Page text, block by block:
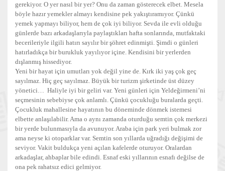
gerekiyor. O yer nasıl bir yer? Onu da zaman gösterecek elbet. Mesela
böyle hazır yemekler almayı kendisine pek yakıştıramıyor. Çünkü
yemek yapmayı biliyor, hem de çok iyi biliyor. Sevda ile evli olduğu
günlerde bazı arkadaşlarıyla paylaştıkları hafta sonlarında, mutfaktaki
becerileriyle ilgili hatırı sayılır bir şöhret edinmişti. Şimdi o günleri
hatırladıkça bir burukluk yayılıyor içine. Kendisini bir yerlerden
dışlanmış hissediyor.
Yeni bir hayat için umutları yok değil yine de. Kırk iki yaş çok geç
sayılmaz. Hiç geç sayılmaz. Büyük bir turizm şirketinde üst düzey
yönetici… Haliyle iyi bir geliri var. Yeni günleri için Yeldeğirmeni’ni
seçmesinin sebebiyse çok anlamlı. Çünkü çocukluğu buralarda geçti.
Çocukluk mahallesine hayatının bu döneminde dönmek istemesi
elbette anlaşılabilir. Ama o aynı zamanda oturduğu semtin çok merkezi
bir yerde bulunmasıyla da avunuyor. Araba için park yeri bulmak zor
ama neyse ki otoparklar var. Semtin son yıllarda uğradığı değişimi de
seviyor. Vakit buldukça yeni açılan kafelerde oturuyor. Oralardan
arkadaşlar, ahbaplar bile edindi. Esnaf eski yıllarının esnafı değilse de
ona pek rahatsız edici gelmiyor.